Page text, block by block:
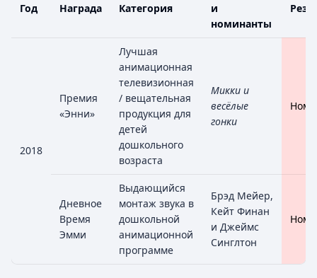
Год Награда Категория
и
номинанты
2018
Премия
«Энни»
Лучшая
анимационная
телевизионная
/ вещательная
продукция для
детей
дошкольного
возраста
Микки и
весёлые
гонки
Дневное
Время
Эмми
Выдающийся
монтаж звука в
дошкольной
анимационной
программе
Брэд Мейер,
Кейт Финан
и Джеймс
Синглтон